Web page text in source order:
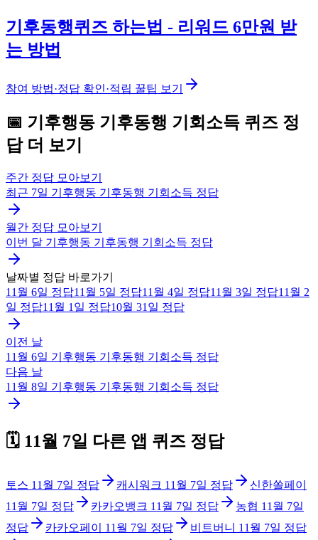
기후동행퀴즈 하는법 - 리워드 6만원 받
는 방법
참여 방법·정답 확인·적립 꿀팁 보기
📅 기후행동 기후동행 기회소득 퀴즈 정
답 더 보기
주간 정답 모아보기
최근 7일 기후행동 기후동행 기회소득 정답
월간 정답 모아보기
이번 달 기후행동 기후동행 기회소득 정답
날짜별 정답 바로가기
11월 6일 정답11월 5일 정답11월 4일 정답11월 3일 정답11월 2
일 정답11월 1일 정답10월 31일 정답
이전 날
11월 6일 기후행동 기후동행 기회소득 정답
다음 날
11월 8일 기후행동 기후동행 기회소득 정답
🗓️ 11월 7일 다른 앱 퀴즈 정답
토스 11월 7일 정답 캐시워크 11월 7일 정답
신한쏠페이
11월 7일 정답 카카오뱅크 11월 7일 정답 농협 11월 7일
정답
카카오페이 11월 7일 정답 비트버니 11월 7일 정답